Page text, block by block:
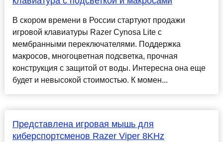
В скором времени в России стартуют продажи
игровой клавиатуры Razer Cynosa Lite с
мембранными переключателями. Поддержка
макросов, многоцветная подсветка, прочная
конструкция с защитой от воды. Интересна она еще
будет и невысокой стоимостью. К момен...
Представлена игровая мышь для
киберспортсменов Razer Viper 8KHz